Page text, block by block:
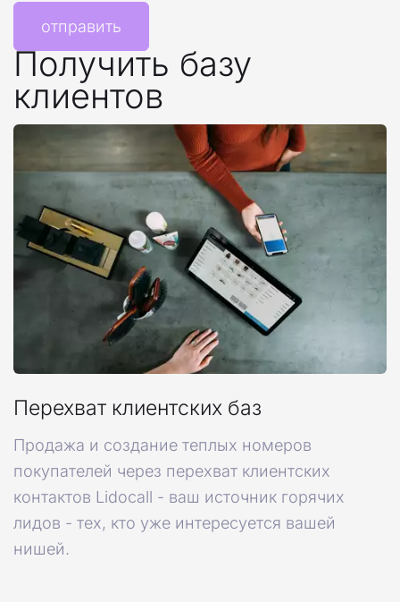
отправить
Получить базу
клиентов
Перехват клиентских баз
Продажа и создание теплых номеров
покупателей через перехват клиентских
контактов Lidocall - ваш источник горячих
лидов - тех, кто уже интересуется вашей
нишей.